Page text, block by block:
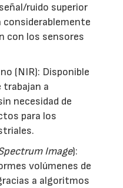
ruido superior
considerablemente
con los sensores
(NIR): Disponible
trabajan a
necesidad de
para los
Image):
volúmenes de
a algoritmos